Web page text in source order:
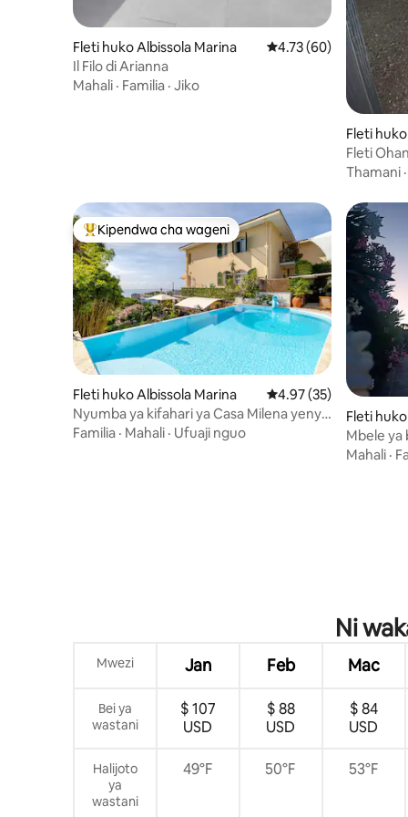
Fleti huko Albissola Marina Ukadiriaji wa wastani
4.73 (60)
Il Filo di Arianna
Mahali · Familia · Jiko
Fleti
Fleti
Thamani
Kipendwa maarufu cha wageni
Kipendwa cha wageni
Fleti huko Albissola Marina Ukadiriaji wa wastani
4.97 (35)
Nyumba ya kifahari ya Casa Milena yenye
bwawa la kujitegemea
Familia · Mahali · Ufuaji nguo
Fleti
Mbele ya
Mahali ·
Ni
Mwezi Jan Feb Mac
Bei ya
wastani
$ 107
USD
$ 88
USD
$ 84
USD
Halijoto
ya
wastani
49°F 50°F 53°F